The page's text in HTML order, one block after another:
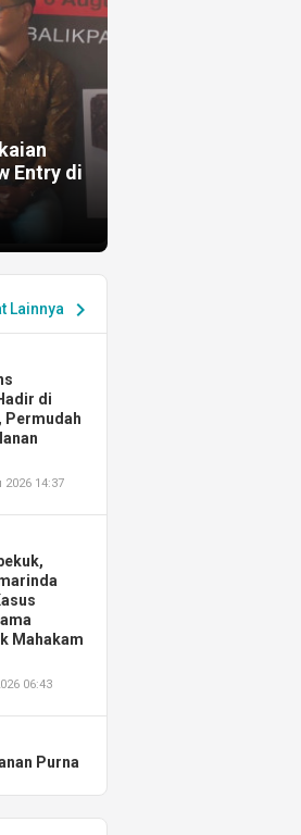
Entry di
Lainnya chevron_right
di
Permudah
14:37
Mahakam
06:43
Purna